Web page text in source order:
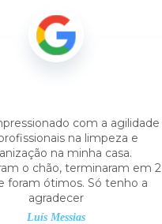
com a agilidade
na limpeza e
na minha casa.
o chão, terminaram em 2
foram ótimos. Só tenho a
agradecer
Luís Messias